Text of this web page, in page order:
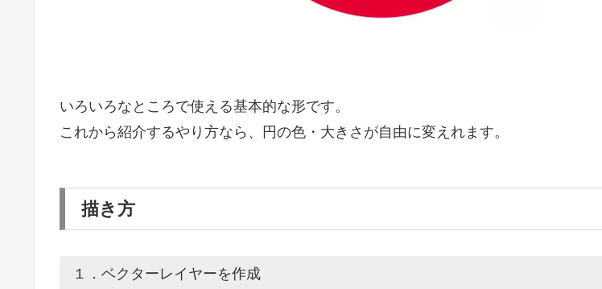
いろいろなところで使える基本的な形です。
これから紹介するやり方なら、円の色・大きさが自由に変えれます。
描き方
１．ベクターレイヤーを作成